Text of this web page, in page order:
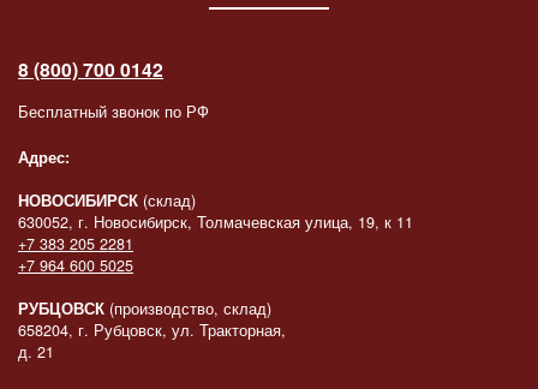
8 (800) 700 0142
Бесплатный звонок по РФ
Адрес:
НОВОСИБИРСК (склад)
630052, г. Новосибирск, Толмачевская улица, 19, к 11
+7 383 205 2281
+7 964 600 5025
РУБЦОВСК (производство, склад)
658204, г. Рубцовск, ул. Тракторная,
д. 21